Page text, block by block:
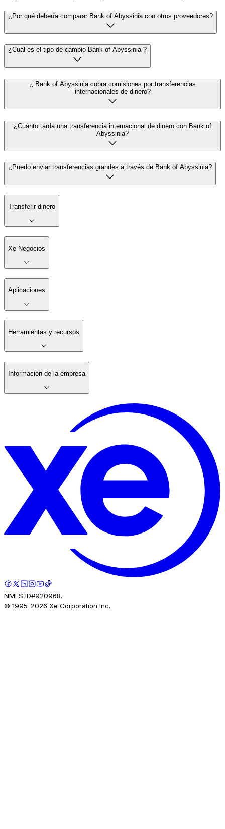
¿Por qué debería comparar Bank of Abyssinia con otros proveedores?
¿Cuál es el tipo de cambio Bank of Abyssinia ?
¿ Bank of Abyssinia cobra comisiones por transferencias
internacionales de dinero?
¿Cuánto tarda una transferencia internacional de dinero con Bank of
Abyssinia?
¿Puedo enviar transferencias grandes a través de Bank of Abyssinia?
Transferir dinero
Xe Negocios
Aplicaciones
Herramientas y recursos
Información de la empresa
NMLS ID#920968.
© 1995-2026 Xe Corporation Inc.